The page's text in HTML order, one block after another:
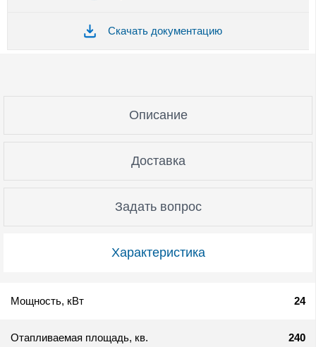
Скачать документацию
Характеристика
Описание
Доставка
Задать вопрос
Мощность, кВт 24
Отапливаемая площадь, кв. 240